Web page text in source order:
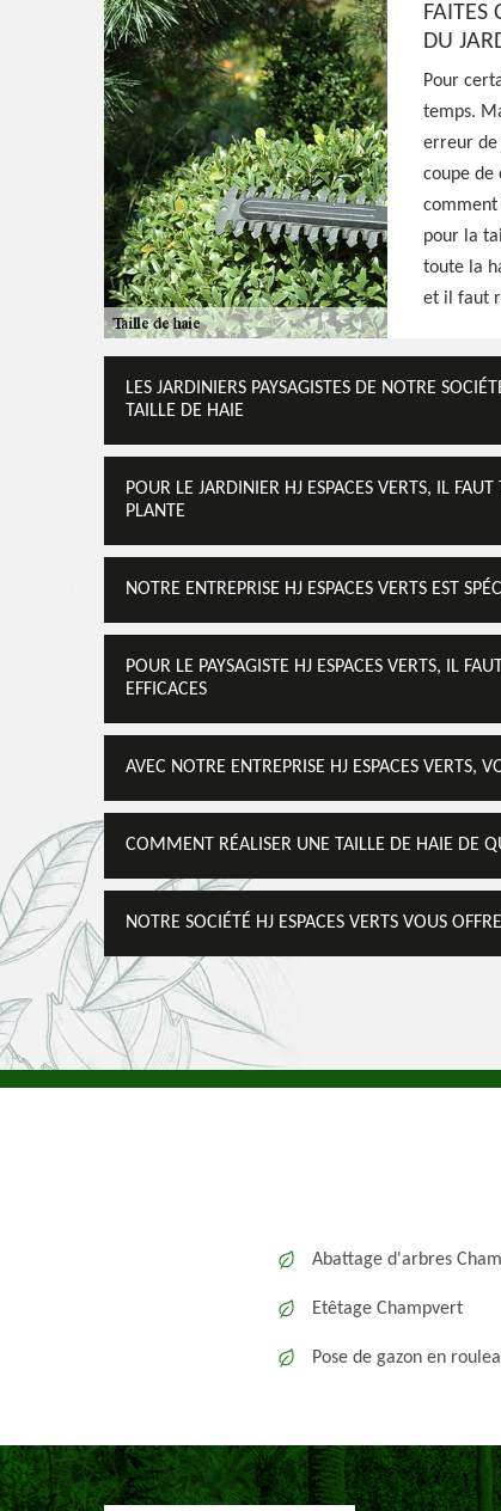
Voir Nos Realisations
FAITES
DU
Pour
temps.
erreur de
coupe de
comment
pour la
toute la
et il faut
LES JARDINIERS PAYSAGISTES DE NOTRE
TAILLE DE HAIE
POUR LE JARDINIER HJ ESPACES VERTS, IL
PLANTE
NOTRE ENTREPRISE HJ ESPACES VERTS EST
POUR LE PAYSAGISTE HJ ESPACES VERTS, IL
EFFICACES
AVEC NOTRE ENTREPRISE HJ ESPACES VERTS,
COMMENT RÉALISER UNE TAILLE DE HAIE DE
NOTRE SOCIÉTÉ HJ ESPACES VERTS VOUS
Abattage d'arbres
Etêtage Champvert
Pose de gazon en